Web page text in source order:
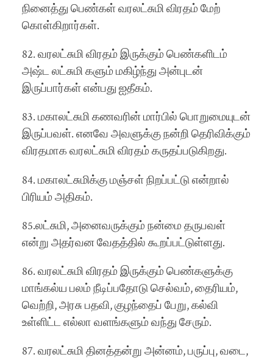
நினைத்து பெண்கள் வரலட்சுமி விரதம் மேற்
கொள்கிறார்கள்.
82. வரலட்சுமி விரதம் இருக்கும் பெண்களிடம்
அஷ்ட லட்சுமி களும் மகிழ்ந்து அன்புடன்
இருப்பார்கள் என்பது ஐதீகம்.
83. மகாலட்சுமி கணவரின் மார்பில் பொறுமையுடன்
இருப்பவள். எனவே அவளுக்கு நன்றி தெரிவிக்கும்
விரதமாக வரலட்சுமி விரதம் கருதப்படுகிறது.
84. மகாலட்சுமிக்கு மஞ்சள் நிறப்பட்டு என்றால்
பிரியம் அதிகம்.
85.லட்சுமி, அனைவருக்கும் நன்மை தருபவள்
என்று அதர்வன வேதத்தில் கூறப்பட்டுள்ளது.
86. வரலட்சுமி விரதம் இருக்கும் பெண்களுக்கு
மாங்கல்ய பலம் நீடிப்பதோடு செல்வம், தைரியம்,
வெற்றி, அரசு பதவி, குழந்தைப் பேறு, கல்வி
உள்ளிட்ட எல்லா வளங்களும் வந்து சேரும்.
87. வரலட்சுமி தினத்தன்று அன்னம், பருப்பு, வடை,